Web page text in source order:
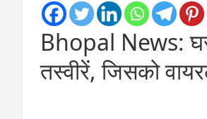
Bhopal News:
तस्वीरें, जिसको